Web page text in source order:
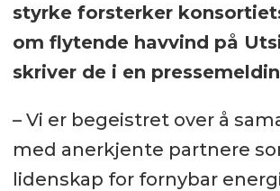
styrke forsterker
om flytende havvind på
skriver de i en
– Vi er begeistret over å
med anerkjente partnere
lidenskap for fornybar